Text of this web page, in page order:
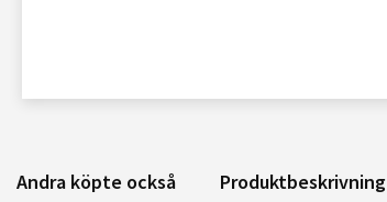
Andra köpte också Produktbeskrivning